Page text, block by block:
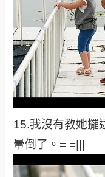
15.我沒有教她擺
暈倒了。= =|||